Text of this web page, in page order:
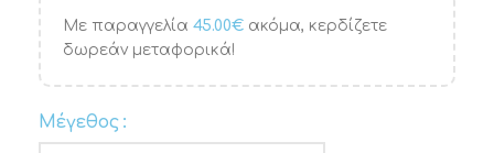
Με παραγγελία 45.00€ ακόμα, κερδίζετε
δωρεάν μεταφορικά!
Μέγεθος